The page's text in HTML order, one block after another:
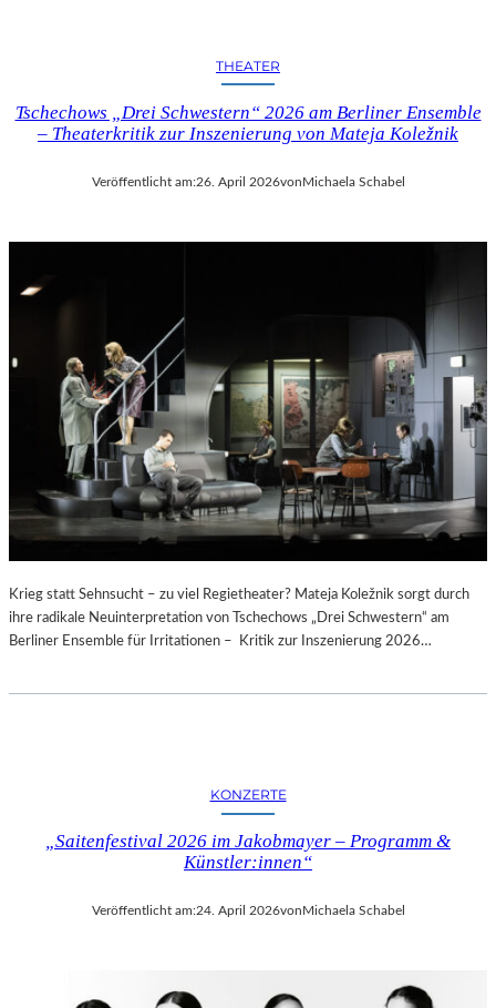
THEATER
Tschechows „Drei Schwestern“ 2026 am Berliner Ensemble
– Theaterkritik zur Inszenierung von Mateja Koležnik
Veröffentlicht am:26. April 2026vonMichaela Schabel
Krieg statt Sehnsucht – zu viel Regietheater? Mateja Koležnik sorgt durch
ihre radikale Neuinterpretation von Tschechows „Drei Schwestern“ am
Berliner Ensemble für Irritationen – Kritik zur Inszenierung 2026…
KONZERTE
„Saitenfestival 2026 im Jakobmayer – Programm &
Künstler:innen“
Veröffentlicht am:24. April 2026vonMichaela Schabel